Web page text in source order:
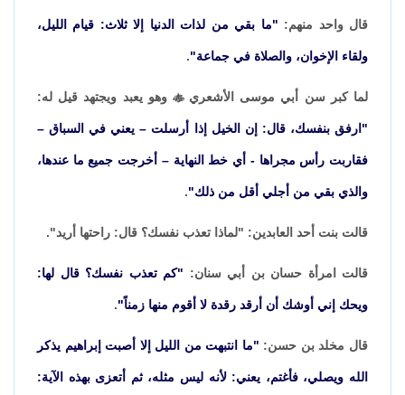
قال واحد منهم: "ما بقي من لذات الدنيا إلا ثلاث: قيام الليل،
ولقاء الإخوان، والصلاة في جماعة".
لما كبر سن أبي موسى الأشعري وهو يعبد ويجتهد قيل له:
"ارفق بنفسك، قال: إن الخيل إذا أرسلت – يعني في السباق –
فقاربت رأس مجراها - أي خط النهاية – أخرجت جميع ما عندها،
والذي بقي من أجلي أقل من ذلك".
قالت بنت أحد العابدين: "لماذا تعذب نفسك؟ قال: راحتها أريد".
قالت امرأة حسان بن أبي سنان: "كم تعذب نفسك؟ قال لها:
ويحك إني أوشك أن أرقد رقدة لا أقوم منها زمناً".
قال مخلد بن حسن: "ما انتبهت من الليل إلا أصبت إبراهيم يذكر
الله ويصلي، فأغتم، يعني: لأنه ليس مثله، ثم أتعزى بهذه الآية: